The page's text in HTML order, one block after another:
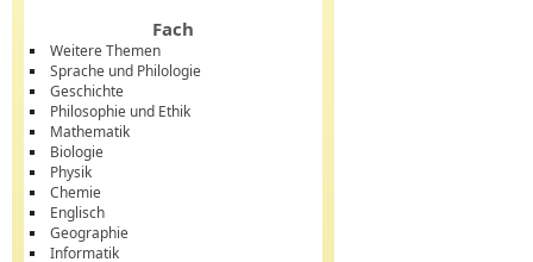
Fach
Weitere Themen
Sprache und Philologie
Geschichte
Philosophie und Ethik
Mathematik
Biologie
Physik
Chemie
Englisch
Geographie
Informatik